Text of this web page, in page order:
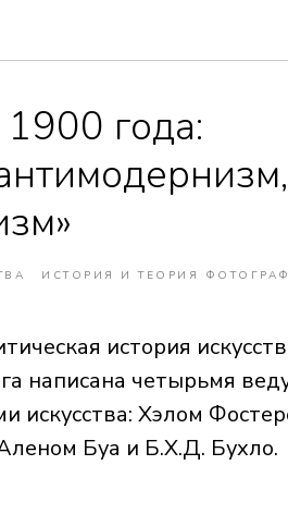
1900 года:
ИСТОРИЯ И ТЕОРИЯ
история
написана четырьмя
искусства: Хэлом
Буа и Б.Х.Д. Бухло.